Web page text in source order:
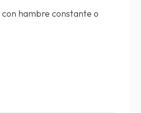
con hambre constante o